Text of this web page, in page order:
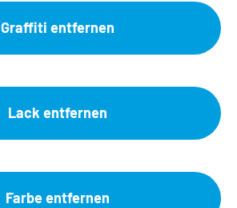
Graffiti entfernen
Lack entfernen
Farbe entfernen